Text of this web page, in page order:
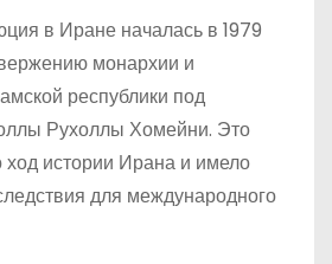
в Иране началась в 1979
монархии и
республики под
Рухоллы Хомейни. Это
истории Ирана и имело
для международного